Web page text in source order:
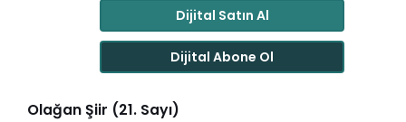
Dijital Satın Al
Dijital Abone Ol
Olağan Şiir (21. Sayı)